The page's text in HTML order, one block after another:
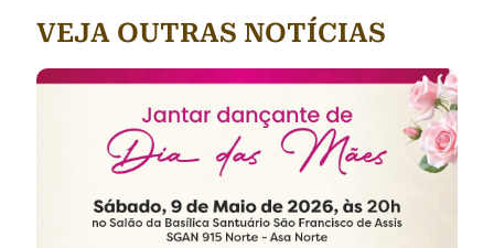
VEJA OUTRAS NOTÍCIAS